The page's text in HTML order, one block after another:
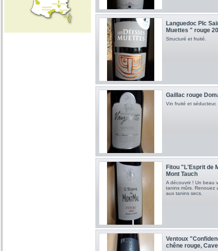
Languedoc PIc
Muettes " rouge
Structuré et fruité.
Gaillac rouge
Vin fruité et
Fitou "L'Esprit de
Mont Tauch
A découvrir ! Un beau
tanins mûrs. Renouez
aux tanins secs.
Ventoux
chêne rouge,